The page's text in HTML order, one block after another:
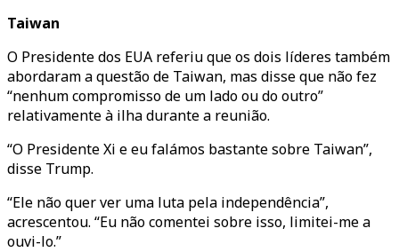
Taiwan
O Presidente dos EUA referiu que os dois líderes também
abordaram a questão de Taiwan, mas disse que não fez
“nenhum compromisso de um lado ou do outro”
relativamente à ilha durante a reunião.
“O Presidente Xi e eu falámos bastante sobre Taiwan”,
disse Trump.
“Ele não quer ver uma luta pela independência”,
acrescentou. “Eu não comentei sobre isso, limitei-me a
ouvi-lo.”